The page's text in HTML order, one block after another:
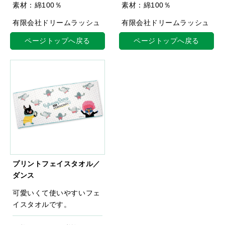
素材：綿100％
有限会社ドリームラッシュ
ページトップへ戻る
素材：綿100％
有限会社ドリームラッシュ
ページトップへ戻る
プリントフェイスタオル／
ダンス
可愛いくて使いやすいフェ
イスタオルです。